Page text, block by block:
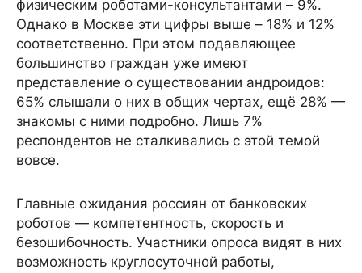
физическим роботами-консультантами – 9%.
Однако в Москве эти цифры выше – 18% и 12%
соответственно. При этом подавляющее
большинство граждан уже имеют
представление о существовании андроидов:
65% слышали о них в общих чертах, ещё 28% —
знакомы с ними подробно. Лишь 7%
респондентов не сталкивались с этой темой
вовсе.
Главные ожидания россиян от банковских
роботов — компетентность, скорость и
безошибочность. Участники опроса видят в них
возможность круглосуточной работы,